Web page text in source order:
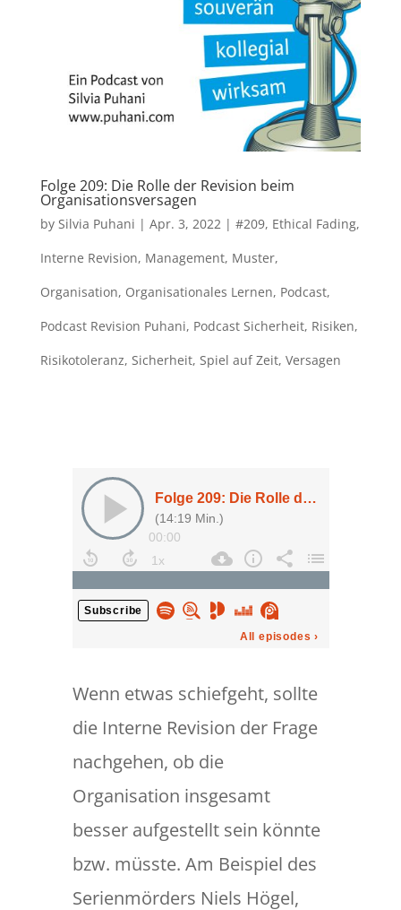
Folge 209: Die Rolle der Revision beim
Organisationsversagen
by Silvia Puhani | Apr. 3, 2022| #209, Ethical Fading,
Interne Revision, Management, Muster,
Organisation, Organisationales Lernen, Podcast,
Podcast Revision Puhani, Podcast Sicherheit, Risiken,
Risikotoleranz, Sicherheit, Spiel auf Zeit, Versagen
Wenn etwas schiefgeht, sollte
die Interne Revision der Frage
nachgehen, ob die
Organisation insgesamt
besser aufgestellt sein könnte
bzw. müsste. Am Beispiel des
Serienmörders Niels Högel,